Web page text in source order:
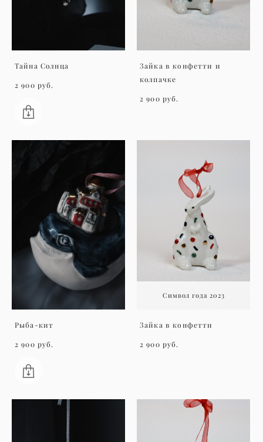
Тайна Солнца
2 900 pуб.
Зайка в конфетти и
колпачке
2 900 pуб.
Рыба-кит
2 900 pуб.
Символ года 2023
Зайка в конфетти
2 900 pуб.